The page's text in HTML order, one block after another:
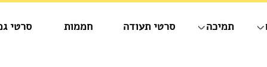
תמיכה סרטי תעודה חממות סרטי